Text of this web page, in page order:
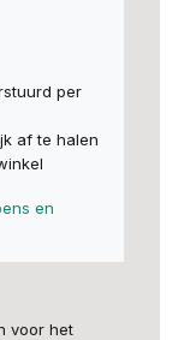
per
af te halen
en
voor het